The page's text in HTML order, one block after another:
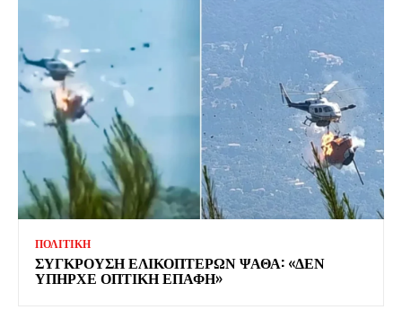
ΠΟΛΙΤΙΚΗ
ΣΥΓΚΡΟΥΣΗ ΕΛΙΚΟΠΤΕΡΩΝ ΨΑΘΑ: «ΔΕΝ
ΥΠΗΡΧΕ ΟΠΤΙΚΗ ΕΠΑΦΗ»